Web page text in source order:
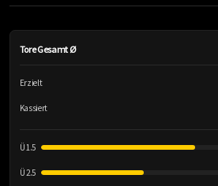
Tore Gesamt Ø
Erzielt
Kassiert
Ü 1.5
Ü 2.5